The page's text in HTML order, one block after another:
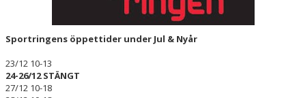
Sportringens öppettider under Jul & Nyår
23/12 10-13
24-26/12 STÄNGT
27/12 10-18